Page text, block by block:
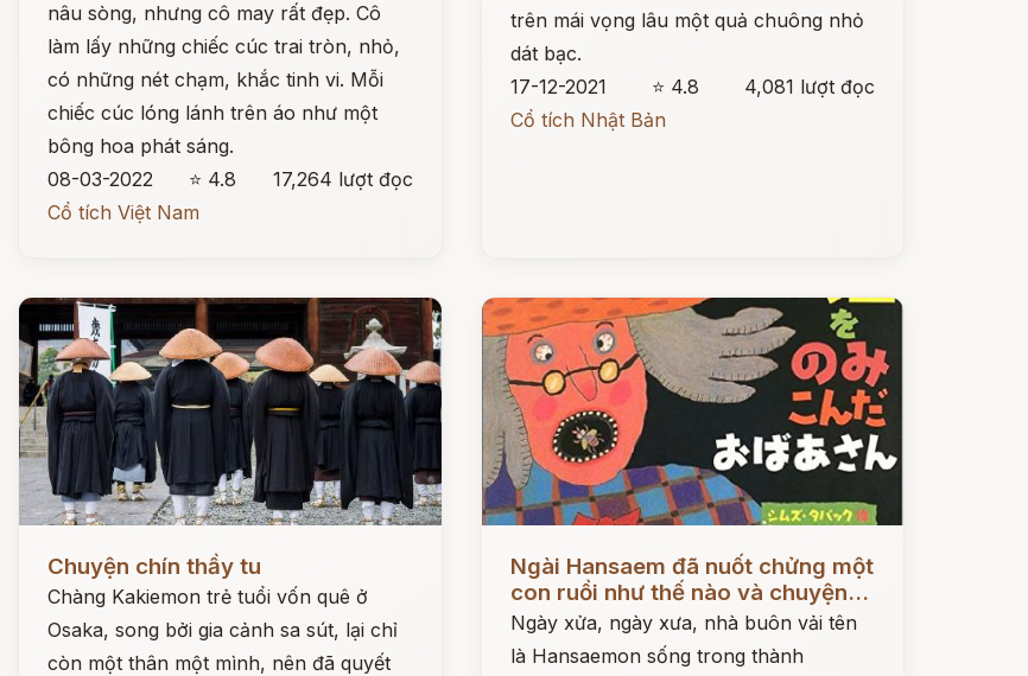
nâu sòng, nhưng cô may rất đẹp. Cô
làm lấy những chiếc cúc trai tròn, nhỏ,
có những nét chạm, khắc tinh vi. Mỗi
chiếc cúc lóng lánh trên áo như một
bông hoa phát sáng.
08-03-2022
⭐ 4.8
17,264 lượt đọc
Cổ tích Việt Nam
trên mái vọng lâu một quả chuông nhỏ
dát bạc.
17-12-2021
⭐ 4.8
4,081 lượt đọc
Cổ tích Nhật Bản
Chuyện chín thầy tu
Chàng Kakiemon trẻ tuổi vốn quê ở
Osaka, song bởi gia cảnh sa sút, lại chỉ
còn một thân một mình, nên đã quyết
Ngài Hansaem đã nuốt chửng một
con ruồi như thế nào và chuyện...
Ngày xửa, ngày xưa, nhà buôn vải tên
là Hansaemon sống trong thành